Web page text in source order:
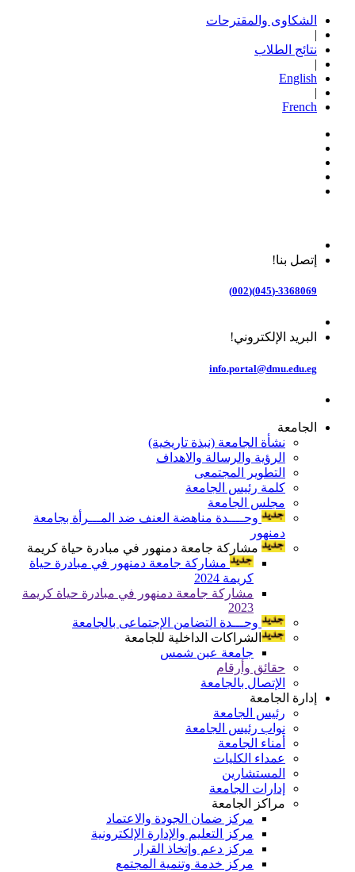
الشكاوى والمقترحات
|
نتائج الطلاب
|
English
|
French
إتصل بنا!
3368069-(045)(002)
البريد الإلكتروني!
info.portal@dmu.edu.eg
الجامعة
نشأة الجامعة (نبذة تاريخية)
الرؤية والرسالة والاهداف
التطوير المجتمعى
كلمة رئيس الجامعة
مجلس الجامعة
وحــــدة مناهضة العنف ضد المـــرأة بجامعة
دمنهور
مشاركة جامعة دمنهور في مبادرة حياة كريمة
مشاركة جامعة دمنهور في مبادرة حياة
كريمة 2024
مشاركة جامعة دمنهور في مبادرة حياة كريمة
2023
وحـــدة التضامن الإجتماعى بالجامعة
الشراكات الداخلية للجامعة
جامعة عين شمس
حقائق وأرقام
الإتصال بالجامعة
إدارة الجامعة
رئيس الجامعة
نواب رئيس الجامعة
أمناء الجامعة
عمداء الكليات
المستشارين
إدارات الجامعة
مراكز الجامعة
مركز ضمان الجودة والاعتماد
مركز التعليم والإدارة الإلكترونية
مركز دعم وإتخاذ القرار
مركز خدمة وتنمية المجتمع